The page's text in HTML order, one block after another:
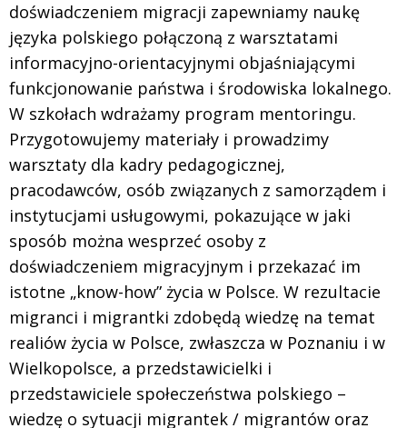
doświadczeniem migracji zapewniamy naukę
języka polskiego połączoną z warsztatami
informacyjno-orientacyjnymi objaśniającymi
funkcjonowanie państwa i środowiska lokalnego.
W szkołach wdrażamy program mentoringu.
Przygotowujemy materiały i prowadzimy
warsztaty dla kadry pedagogicznej,
pracodawców, osób związanych z samorządem i
instytucjami usługowymi, pokazujące w jaki
sposób można wesprzeć osoby z
doświadczeniem migracyjnym i przekazać im
istotne „know-how” życia w Polsce. W rezultacie
migranci i migrantki zdobędą wiedzę na temat
realiów życia w Polsce, zwłaszcza w Poznaniu i w
Wielkopolsce, a przedstawicielki i
przedstawiciele społeczeństwa polskiego –
wiedzę o sytuacji migrantek / migrantów oraz